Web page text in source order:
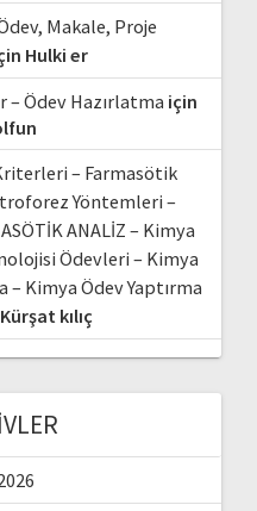
Makale, Proje
Hulki er
– Ödev Hazırlatma için
– Farmasötik
Yöntemleri –
ANALİZ – Kimya
Ödevleri – Kimya
– Kimya Ödev Yaptırma
Kürşat kılıç